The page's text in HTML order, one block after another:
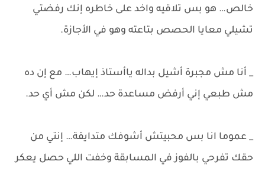
خالص… هو بس تلاقيه واخد على خاطره إنك رفضتي
تشيلي معايا الحصص بتاعته وهو في الأجازة.
_ أنا مش مجبرة أشيل بداله ياأستاذ إيهاب… مع إن ده
مش طبعي إني أرفض مساعدة حد… لكن مش أي حد.
_ عموما انا بس محبيتش أشوفك متدايقة… إنتي من
حقك تفرحي بالفوز في المسابقة وخفت اللي حصل يعكر